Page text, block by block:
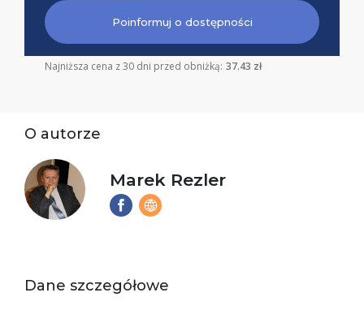
Poinformuj o dostępności
Najniższa cena z 30 dni przed obniżką: 37.43 zł
O autorze
Marek Rezler
Dane szczegółowe